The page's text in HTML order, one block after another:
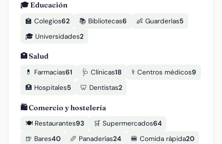
🎓 Educación
🏫 Colegios62 📚 Bibliotecas6 👶 Guarderías5
🎓 Universidades2
🏥 Salud
💊 Farmacias61 🩺 Clínicas18 ⚕️ Centros médicos9
🏥 Hospitales5 🦷 Dentistas2
🛍️ Comercio y hostelería
🍽️ Restaurantes93 🛒 Supermercados64
🍺 Bares40 🥖 Panaderías24 🍔 Comida rápida20